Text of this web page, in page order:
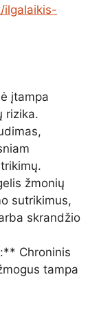
ilgalaikis-
įtampa
rizika.
žmonių
sutrikimus,
skrandžio
Chroninis
tampa